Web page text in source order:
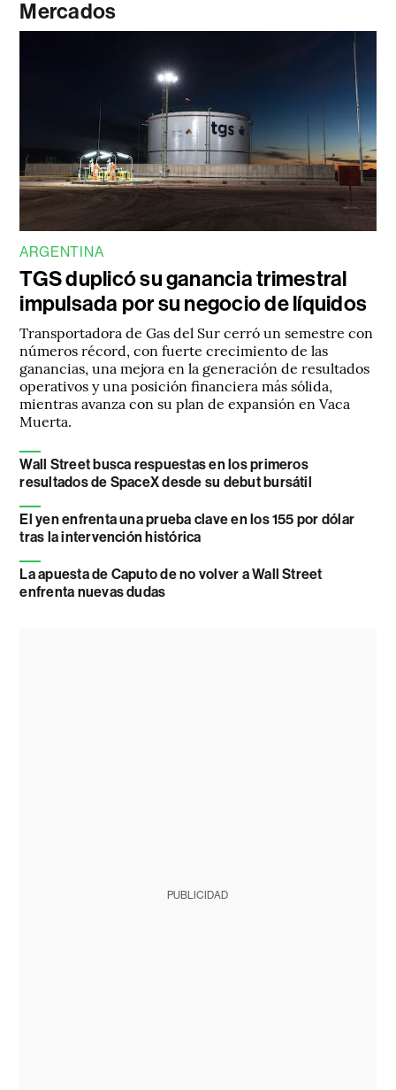
Mercados
ARGENTINA
TGS duplicó su ganancia trimestral
impulsada por su negocio de líquidos
Transportadora de Gas del Sur cerró un semestre con
números récord, con fuerte crecimiento de las
ganancias, una mejora en la generación de resultados
operativos y una posición financiera más sólida,
mientras avanza con su plan de expansión en Vaca
Muerta.
Wall Street busca respuestas en los primeros
resultados de SpaceX desde su debut bursátil
El yen enfrenta una prueba clave en los 155 por dólar
tras la intervención histórica
La apuesta de Caputo de no volver a Wall Street
enfrenta nuevas dudas
PUBLICIDAD